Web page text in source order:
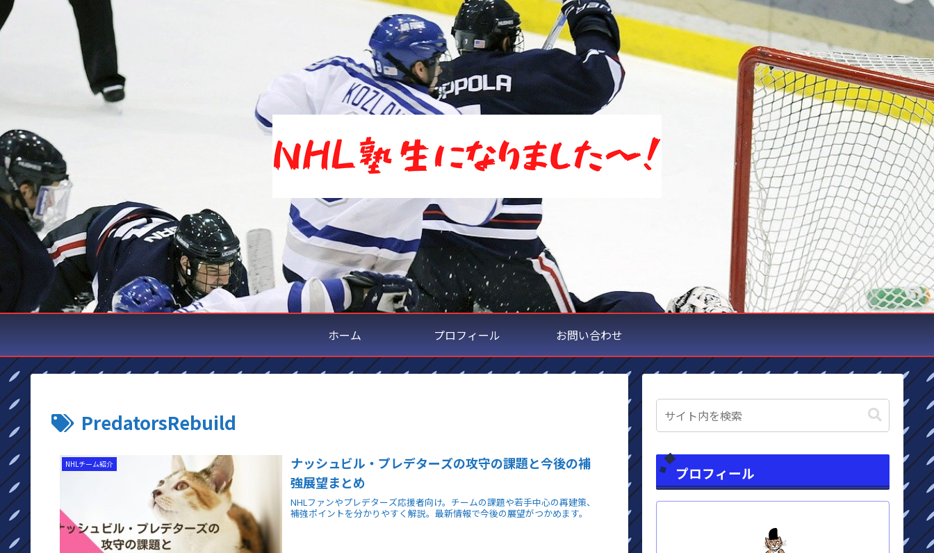
ホーム プロフィール お問い合わせ
PredatorsRebuild
NHLチーム紹介
ナッシュビル・プレデターズの攻守の課題と今後の補
強展望まとめ
NHLファンやプレデターズ応援者向け。チームの課題や若手中心の再建策、
補強ポイントを分かりやすく解説。最新情報で今後の展望がつかめます。
プロフィール